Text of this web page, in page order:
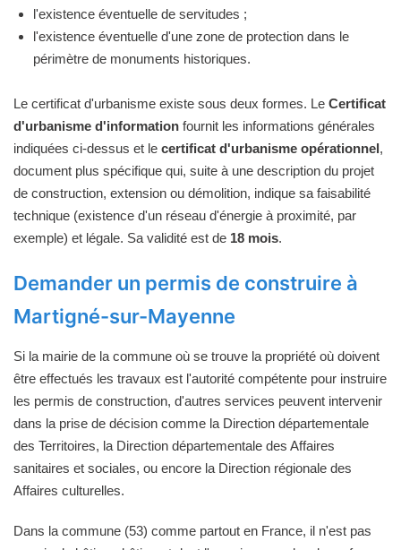
l'existence éventuelle de servitudes ;
l'existence éventuelle d'une zone de protection dans le
périmètre de monuments historiques.
Le certificat d'urbanisme existe sous deux formes. Le Certificat
d'urbanisme d'information fournit les informations générales
indiquées ci-dessus et le certificat d'urbanisme opérationnel,
document plus spécifique qui, suite à une description du projet
de construction, extension ou démolition, indique sa faisabilité
technique (existence d'un réseau d'énergie à proximité, par
exemple) et légale. Sa validité est de 18 mois.
Demander un permis de construire à
Martigné-sur-Mayenne
Si la mairie de la commune où se trouve la propriété où doivent
être effectués les travaux est l'autorité compétente pour instruire
les permis de construction, d'autres services peuvent intervenir
dans la prise de décision comme la Direction départementale
des Territoires, la Direction départementale des Affaires
sanitaires et sociales, ou encore la Direction régionale des
Affaires culturelles.
Dans la commune (53) comme partout en France, il n'est pas